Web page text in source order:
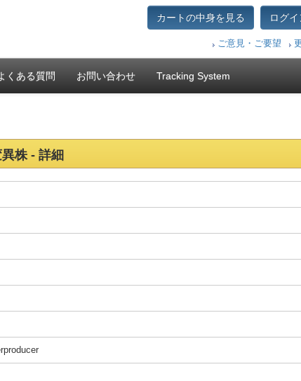
カートの中身を見る ログイ
ご意見・ご要望
くある質問 お問い合わせ Tracking System
株 - 詳細
roducer